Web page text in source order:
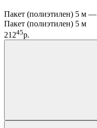
Пакет (полиэтилен) 5 м —
Пакет (полиэтилен) 5 м
21245р.